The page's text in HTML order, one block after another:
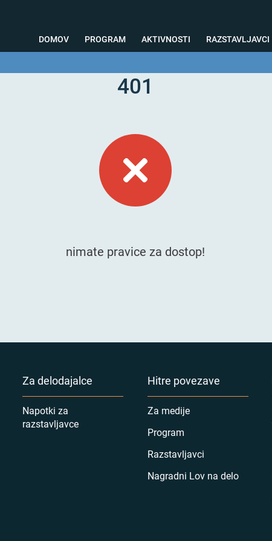
DOMOV PROGRAM AKTIVNOSTI
Testiranja
RAZSTAVLJAVCI
401
nimate pravice za dostop!
Za delodajalce
Napotki za
razstavljavce
Hitre povezave
Za medije
Program
Razstavljavci
Nagradni Lov na delo